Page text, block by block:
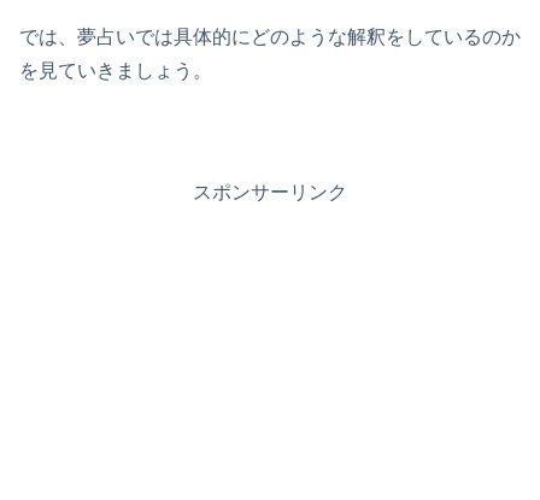
では、夢占いでは具体的にどのような解釈をしているのか
を見ていきましょう。
スポンサーリンク